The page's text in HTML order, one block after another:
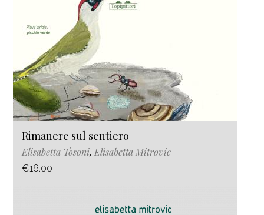
Rimanere sul sentiero
Elisabetta Tosoni, Elisabetta Mitrovic
€16.00